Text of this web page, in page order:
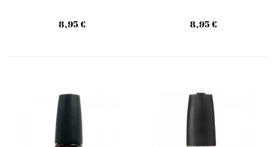
8,95 € 8,95 €